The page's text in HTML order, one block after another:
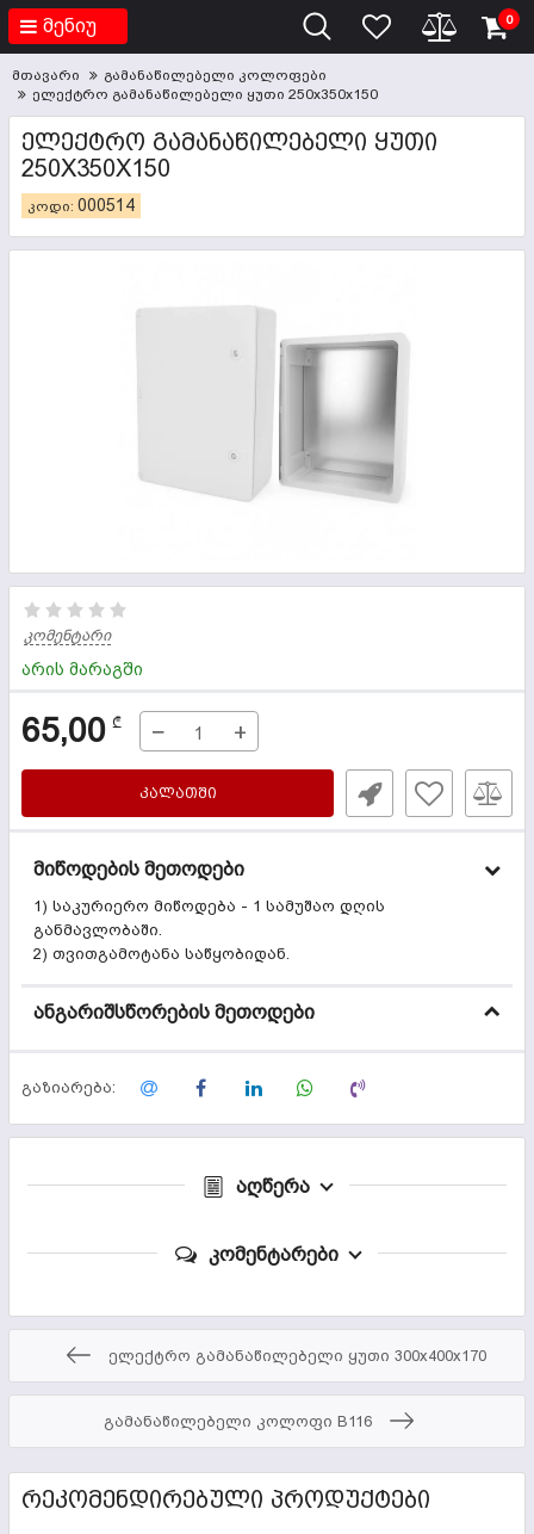
მენიუ 0
მთავარი
გამანაწილებელი კოლოფები
ელექტრო გამანაწილებელი ყუთი 250x350x150
ᲔᲚᲔᲥᲢᲠᲝ ᲒᲐᲛᲐᲜᲐᲬᲘᲚᲔᲑᲔᲚᲘ ᲧᲣᲗᲘ
250X350X150
კოდი: 000514
კომენტარი
არის მარაგში
65,00 ₾ − +
ᲙᲐᲚᲐᲗᲨᲘ
მიწოდების მეთოდები
1) საკურიერო მიწოდება - 1 სამუშაო დღის
განმავლობაში.
2) თვითგამოტანა საწყობიდან.
ანგარიშსწორების მეთოდები
გაზიარება:
აღწერა
კომენტარები
ელექტრო გამანაწილებელი ყუთი 300x400x170
გამანაწილებელი კოლოფი B116
ᲠᲔᲙᲝᲛᲔᲜᲓᲘᲠᲔᲑᲣᲚᲘ ᲞᲠᲝᲓᲣᲥᲢᲔᲑᲘ